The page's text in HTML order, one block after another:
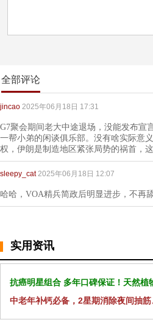
全部评论
jincao 2025年06月18日 17:31
G7聚会期间老大中途退场，没能发布宣
一帮小弟的闲谈俱乐部。没有啥实际意
权，伊朗是制造地区紧张局势的祸首，
sleepy_cat 2025年06月18日 12:07
哈哈，VOA精兵简政后明显进步，不再舔
实用资讯
抗癌明星组合 多年口碑保证！天然植
中老年补钙必备，2星期消除夜间抽